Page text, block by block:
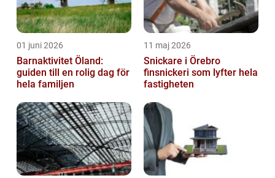
01 juni 2026
Barnaktivitet Öland:
guiden till en rolig dag för
hela familjen
11 maj 2026
Snickare i Örebro
finsnickeri som lyfter hela
fastigheten